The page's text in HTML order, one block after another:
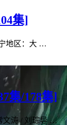
集]
地区：大 …
集/178集]
文涛 / 刘琮导 …